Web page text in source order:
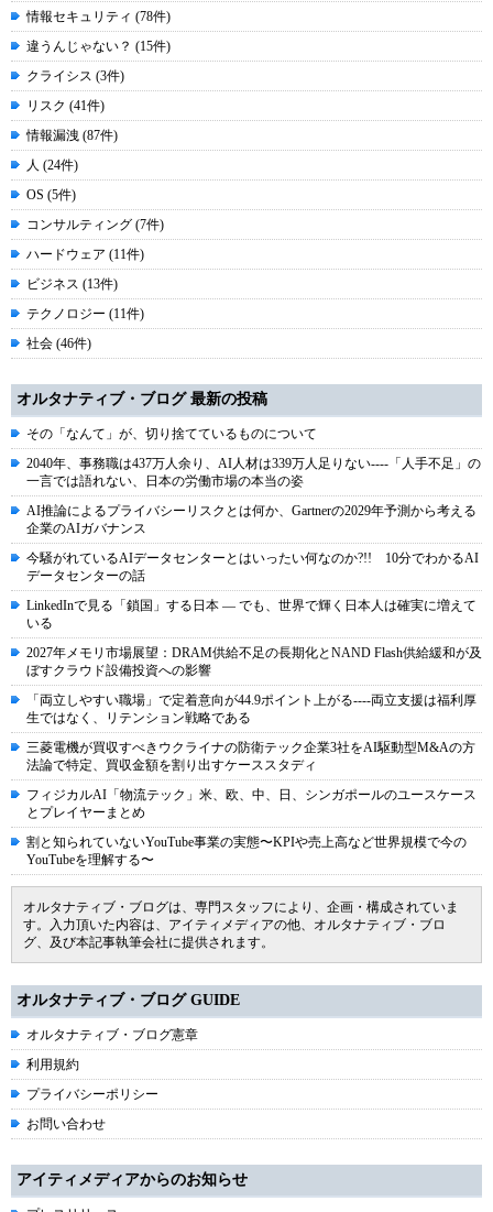
情報セキュリティ (78件)
違うんじゃない？ (15件)
クライシス (3件)
リスク (41件)
情報漏洩 (87件)
人 (24件)
OS (5件)
コンサルティング (7件)
ハードウェア (11件)
ビジネス (13件)
テクノロジー (11件)
社会 (46件)
オルタナティブ・ブログ 最新の投稿
その「なんて」が、切り捨てているものについて
2040年、事務職は437万人余り、AI人材は339万人足りない----「人手不足」の
一言では語れない、日本の労働市場の本当の姿
AI推論によるプライバシーリスクとは何か、Gartnerの2029年予測から考える
企業のAIガバナンス
今騒がれているAIデータセンターとはいったい何なのか?!! 10分でわかるAI
データセンターの話
LinkedInで見る「鎖国」する日本 ― でも、世界で輝く日本人は確実に増えて
いる
2027年メモリ市場展望：DRAM供給不足の長期化とNAND Flash供給緩和が及
ぼすクラウド設備投資への影響
「両立しやすい職場」で定着意向が44.9ポイント上がる----両立支援は福利厚
生ではなく、リテンション戦略である
三菱電機が買収すべきウクライナの防衛テック企業3社をAI駆動型M&Aの方
法論で特定、買収金額を割り出すケーススタディ
フィジカルAI「物流テック」米、欧、中、日、シンガポールのユースケース
とプレイヤーまとめ
割と知られていないYouTube事業の実態〜KPIや売上高など世界規模で今の
YouTubeを理解する〜
オルタナティブ・ブログは、専門スタッフにより、企画・構成されていま
す。入力頂いた内容は、アイティメディアの他、オルタナティブ・ブロ
グ、及び本記事執筆会社に提供されます。
オルタナティブ・ブログ GUIDE
オルタナティブ・ブログ憲章
利用規約
プライバシーポリシー
お問い合わせ
アイティメディアからのお知らせ